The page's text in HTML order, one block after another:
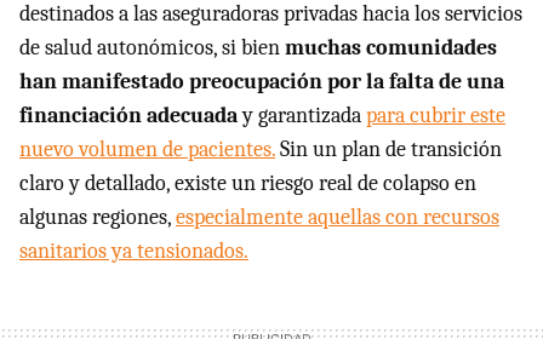
destinados a las aseguradoras privadas hacia los servicios
de salud autonómicos, si bienmuchas comunidades
han manifestado preocupación por la falta de una
financiación adecuaday garantizadapara cubrir este
nuevo volumen de pacientes.Sin un plan de transición
claro y detallado, existe un riesgo real de colapso en
algunas regiones,especialmente aquellas con recursos
sanitarios ya tensionados.